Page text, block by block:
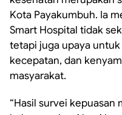
Kota Payakumbuh. Ia
Smart Hospital tidak
tetapi juga upaya
kecepatan, dan
masyarakat.
“Hasil survei kepuasan